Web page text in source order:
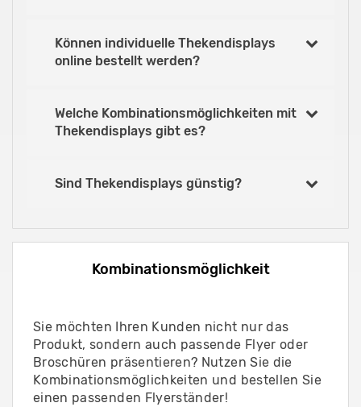
Können individuelle Thekendisplays
online bestellt werden?
Welche Kombinationsmöglichkeiten mit
Thekendisplays gibt es?
Sind Thekendisplays günstig?
Kombinationsmöglichkeit
Sie möchten Ihren Kunden nicht nur das
Produkt, sondern auch passende Flyer oder
Broschüren präsentieren? Nutzen Sie die
Kombinationsmöglichkeiten und bestellen Sie
einen passenden Flyerständer!